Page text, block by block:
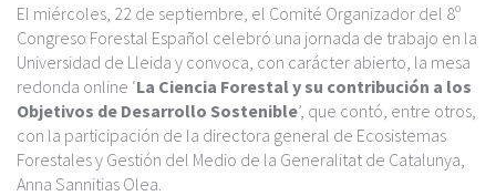
El miércoles, 22 de septiembre, el Comité Organizador del 8º
Congreso Forestal Español celebró una jornada de trabajo en la
Universidad de Lleida y convoca, con carácter abierto, la mesa
redonda online ‘La Ciencia Forestal y su contribución a los
Objetivos de Desarrollo Sostenible’, que contó, entre otros,
con la participación de la directora general de Ecosistemas
Forestales y Gestión del Medio de la Generalitat de Catalunya,
Anna Sannitias Olea.